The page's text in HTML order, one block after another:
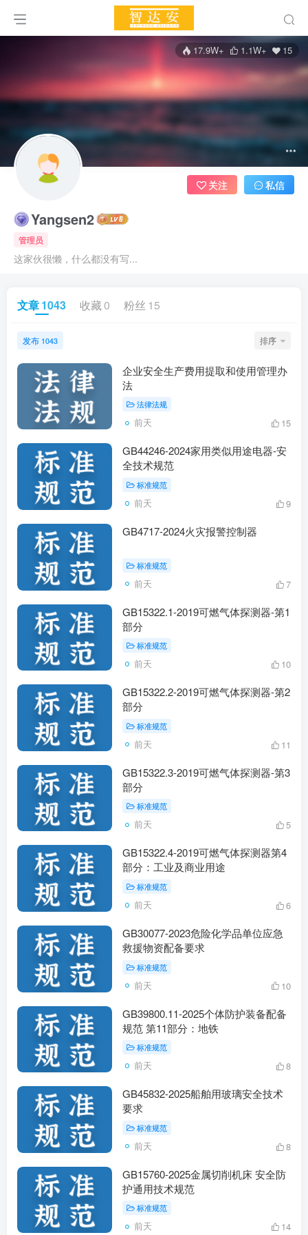
17.9W+ 1.1W+ 15
Yangsen2
管理员
这家伙很懒，什么都没有写...
关注 私信
文章1043 收藏 0 粉丝 15
发布 1043 排序
企业安全生产费用提取和使用管理办
法
法律法规
前天 15
GB44246-2024家用类似用途电器-安
全技术规范
标准规范
前天 9
GB4717-2024火灾报警控制器
标准规范
前天 7
GB15322.1-2019可燃气体探测器-第1
部分
标准规范
前天 10
GB15322.2-2019可燃气体探测器-第2
部分
标准规范
前天 11
GB15322.3-2019可燃气体探测器-第3
部分
标准规范
前天 5
GB15322.4-2019可燃气体探测器第4
部分：工业及商业用途
标准规范
前天 6
GB30077-2023危险化学品单位应急
救援物资配备要求
标准规范
前天 10
GB39800.11-2025个体防护装备配备
规范 第11部分：地铁
标准规范
前天 8
GB45832-2025船舶用玻璃安全技术
要求
标准规范
前天 8
GB15760-2025金属切削机床 安全防
护通用技术规范
标准规范
前天 14